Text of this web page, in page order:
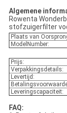
Algemene
Rowenta
stofzuigerfilter
Plaats van
ModelNumber:
Prijs:
Verpakkingsdetails:
Levertijd:
Leveringscapaciteit:
FAQ: